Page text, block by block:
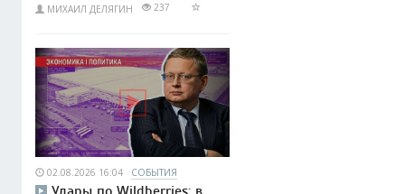
МИХАИЛ ДЕЛЯГИН 237
02.08.2026 16:04 СОБЫТИЯ